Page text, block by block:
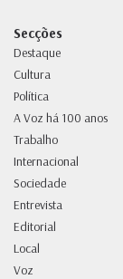
Secções
Destaque
Cultura
Política
A Voz há 100 anos
Trabalho
Internacional
Sociedade
Entrevista
Editorial
Local
Voz